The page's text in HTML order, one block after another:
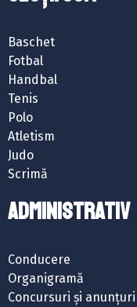
Baschet
Fotbal
Handbal
Tenis
Polo
Atletism
Judo
Scrimă
ADMINISTRATIV
Conducere
Organigramă
Concursuri și anunțuri